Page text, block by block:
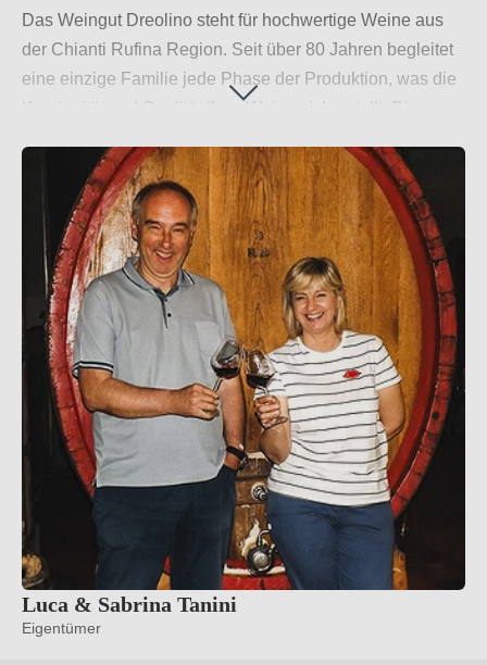
Das Weingut Dreolino steht für hochwertige Weine aus
der Chianti Rufina Region. Seit über 80 Jahren begleitet
eine einzige Familie jede Phase der Produktion, was die
Kontinuität und Qualität ihrer Weine sicherstellt. Die
moderner Technik macht Dreolino einzigartig.
Weiterlesen→
Luca & Sabrina Tanini
Eigentümer